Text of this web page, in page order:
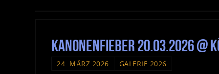
Kanonenfieber 20.03.2026
24. MÄRZ 2026 GALERIE 2026